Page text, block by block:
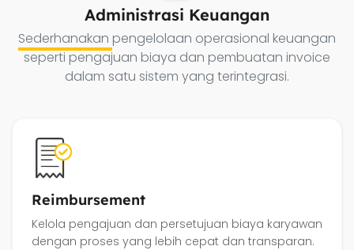
Administrasi Keuangan
Sederhanakan pengelolaan operasional keuangan
seperti pengajuan biaya dan pembuatan invoice
dalam satu sistem yang terintegrasi.
Reimbursement
Kelola pengajuan dan persetujuan biaya karyawan
dengan proses yang lebih cepat dan transparan.